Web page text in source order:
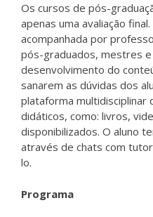
Os cursos de pós-
apenas uma avaliação
acompanhada por
pós-graduados, mestres
desenvolvimento do
sanarem as dúvidas dos
plataforma multidisciplinar
didáticos, como: livros,
disponibilizados. O aluno
através de chats com
lo.
Programa